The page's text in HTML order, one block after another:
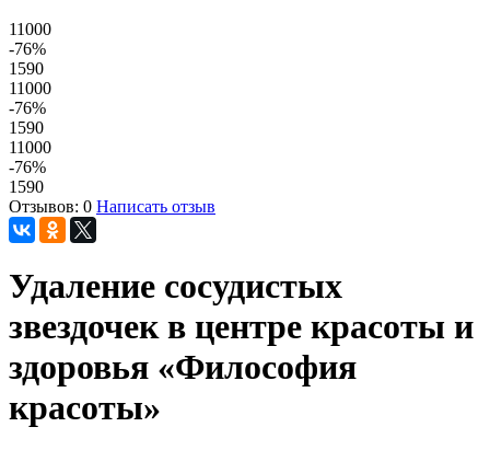
11000
-76%
1590
11000
-76%
1590
11000
-76%
1590
Отзывов: 0 Написать отзыв
Удаление сосудистых
звездочек в центре красоты и
здоровья «Философия
красоты»